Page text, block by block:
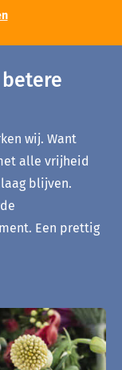
wij. Want
alle vrijheid
blijven.
Een prettig